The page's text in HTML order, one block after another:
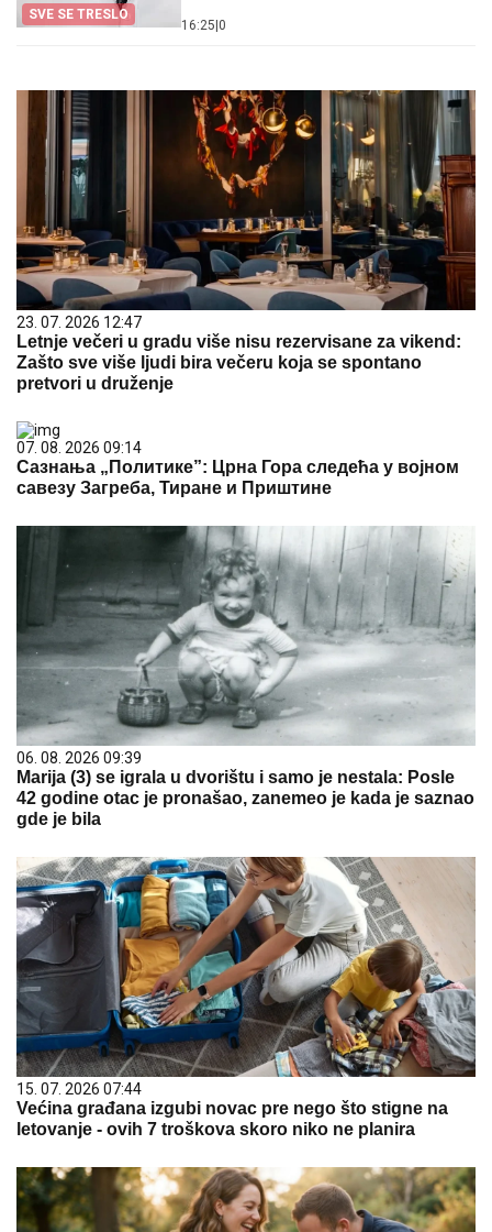
SVE SE TRESLO
16:25 0
23. 07. 2026 12:47
Letnje večeri u gradu više nisu rezervisane za vikend:
Zašto sve više ljudi bira večeru koja se spontano
pretvori u druženje
07. 08. 2026 09:14
Сазнања „Политике”: Црна Гора следећа у војном
савезу Загреба, Тиране и Приштине
06. 08. 2026 09:39
Marija (3) se igrala u dvorištu i samo je nestala: Posle
42 godine otac je pronašao, zanemeo je kada je saznao
gde je bila
15. 07. 2026 07:44
Većina građana izgubi novac pre nego što stigne na
letovanje - ovih 7 troškova skoro niko ne planira